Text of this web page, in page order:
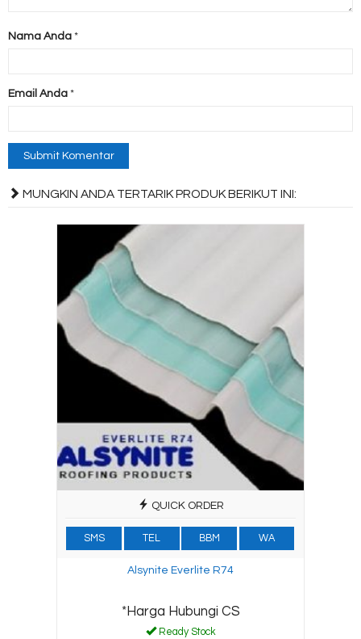
Nama Anda *
Email Anda *
MUNGKIN ANDA TERTARIK PRODUK BERIKUT INI:
QUICK ORDER
SMS TEL BBM WA
Alsynite Everlite R74
*Harga Hubungi CS
Ready Stock